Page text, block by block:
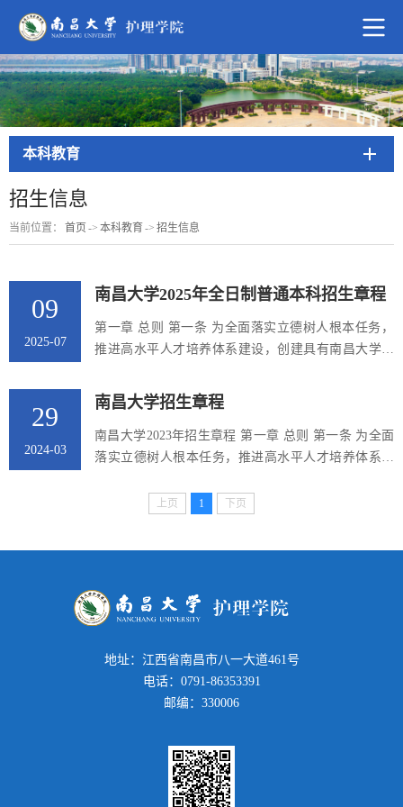
本科教育
招生信息
当前位置： 首页 -> 本科教育 -> 招生信息
09
2025-07
南昌大学2025年全日制普通本科招生章程
第一章 总则 第一条 为全面落实立德树人根本任务，
推进高水平人才培养体系建设，创建具有南昌大学特
础、能动手、善创新”的高素质本科人才，更好地贯彻
教育部“依法...
29
2024-03
南昌大学招生章程
南昌大学2023年招生章程 第一章 总则 第一条 为全面
落实立德树人根本任务，推进高水平人才培养体系建
有家国情怀、社会责任、创新精神、世界眼光的德智
上页 1 下页
地址：江西省南昌市八一大道461号
电话：0791-86353391
邮编：330006